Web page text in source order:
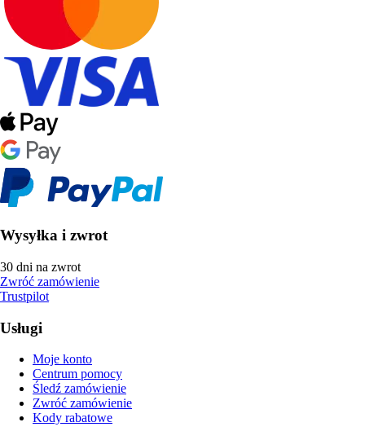
Wysyłka i zwrot
30 dni na zwrot
Zwróć zamówienie
Trustpilot
Usługi
Moje konto
Centrum pomocy
Śledź zamówienie
Zwróć zamówienie
Kody rabatowe